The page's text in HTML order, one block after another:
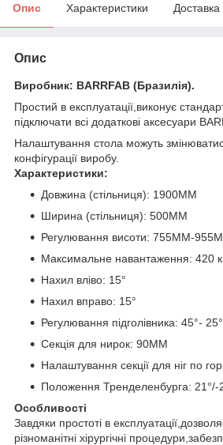
Опис Характеристики Доставка
Опис
Виробник: BARRFAB (Бразилія).
Простий в експлуатації,виконує
підключати всі додаткові аксесуари
Налаштування стола можуть
конфігурації виробу.
Характеристики:
Довжина (стільниця): 1900MM
Ширина (стільниця): 500MM
Регулювання висоти: 755MM-
Максимальне навантаження: 420
Нахил вліво: 15°
Нахил вправо: 15°
Регулювання підголівника: 45°-
Секція для нирок: 90MM
Налаштування секції для ніг по
Положення Тренделенбурга: 21°/-
Особливості
Завдяки простоті в
різноманітні хірургічні